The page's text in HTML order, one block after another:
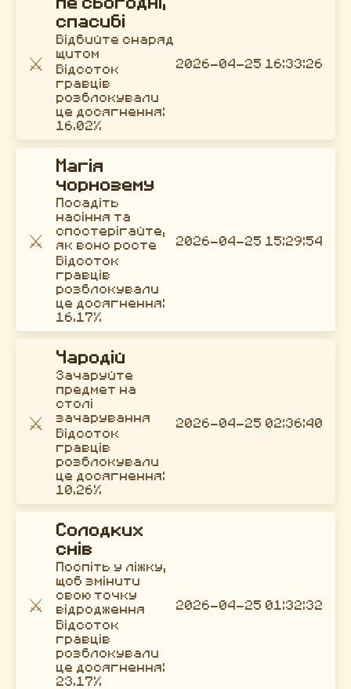
⚔️
спасибі
Відбийте снаряд
щитом
Відсоток
гравців
розблокували
це досягнення:
16.02%
2026-04-25 16:33:26
⚔️
Магія
чорнозему
Посадіть
насіння та
спостерігайте,
як воно росте
Відсоток
гравців
розблокували
це досягнення:
16.17%
2026-04-25 15:29:54
⚔️
Чародій
Зачаруйте
предмет на
столі
зачарування
Відсоток
гравців
розблокували
це досягнення:
10.26%
2026-04-25 02:36:40
⚔️
Солодких
снів
Поспіть у ліжку,
щоб змінити
свою точку
відродження
Відсоток
гравців
розблокували
це досягнення:
23.17%
2026-04-25 01:32:32